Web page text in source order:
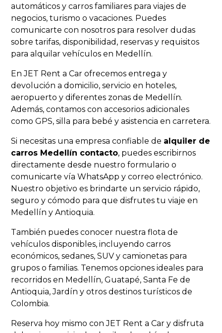
automáticos y carros familiares para viajes de
negocios, turismo o vacaciones. Puedes
comunicarte con nosotros para resolver dudas
sobre tarifas, disponibilidad, reservas y requisitos
para alquilar vehículos en Medellín.
En JET Rent a Car ofrecemos entrega y
devolución a domicilio, servicio en hoteles,
aeropuerto y diferentes zonas de Medellín.
Además, contamos con accesorios adicionales
como GPS, silla para bebé y asistencia en carretera.
Si necesitas una empresa confiable de alquiler de
carros Medellín contacto, puedes escribirnos
directamente desde nuestro formulario o
comunicarte vía WhatsApp y correo electrónico.
Nuestro objetivo es brindarte un servicio rápido,
seguro y cómodo para que disfrutes tu viaje en
Medellín y Antioquia.
También puedes conocer nuestra flota de
vehículos disponibles, incluyendo carros
económicos, sedanes, SUV y camionetas para
grupos o familias. Tenemos opciones ideales para
recorridos en Medellín, Guatapé, Santa Fe de
Antioquia, Jardín y otros destinos turísticos de
Colombia.
Reserva hoy mismo con JET Rent a Car y disfruta